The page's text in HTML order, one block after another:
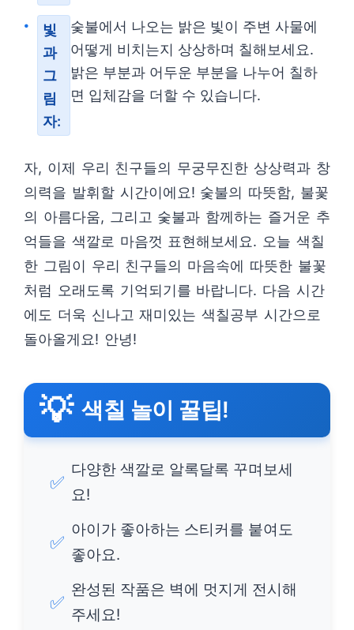
빛
과
그
림
자:
숯불에서 나오는 밝은 빛이 주변 사물에
어떻게 비치는지 상상하며 칠해보세요.
밝은 부분과 어두운 부분을 나누어 칠하
면 입체감을 더할 수 있습니다.
자, 이제 우리 친구들의 무궁무진한 상상력과 창
의력을 발휘할 시간이에요! 숯불의 따뜻함, 불꽃
의 아름다움, 그리고 숯불과 함께하는 즐거운 추
억들을 색깔로 마음껏 표현해보세요. 오늘 색칠
한 그림이 우리 친구들의 마음속에 따뜻한 불꽃
처럼 오래도록 기억되기를 바랍니다. 다음 시간
에도 더욱 신나고 재미있는 색칠공부 시간으로
돌아올게요! 안녕!
💡 색칠 놀이 꿀팁!
✅
다양한 색깔로 알록달록 꾸며보세
요!
✅
아이가 좋아하는 스티커를 붙여도
좋아요.
✅
완성된 작품은 벽에 멋지게 전시해
주세요!